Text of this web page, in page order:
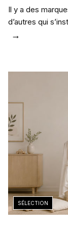
Il y a des
d’autres qui